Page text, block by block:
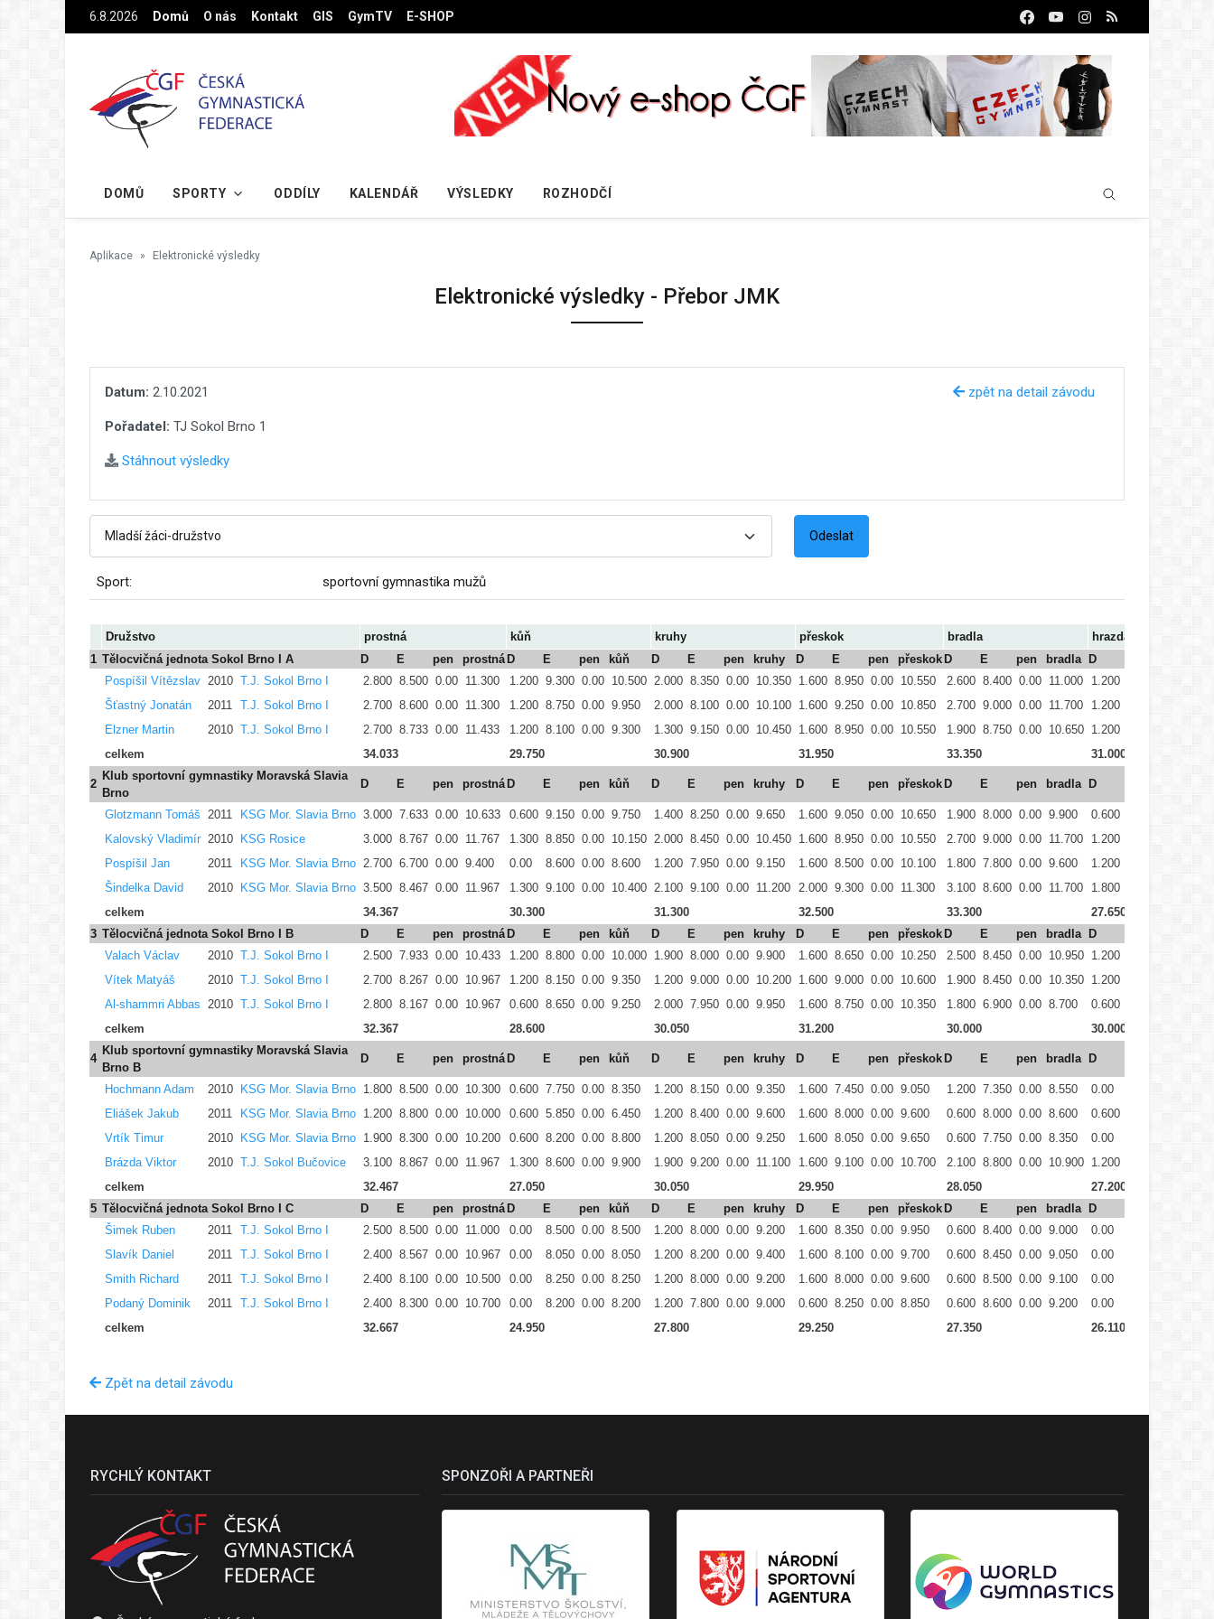
Na hlavní obsah6.8.2026 Domů O nás Kontakt GIS GymTV E-SHOP
DOMŮ SPORTY ODDÍLY KALENDÁŘ VÝSLEDKY ROZHODČÍ
Aplikace Elektronické výsledky
Elektronické výsledky - Přebor JMK
zpět na detail závodu
Datum: 2.10.2021
Pořadatel: TJ Sokol Brno 1
Stáhnout výsledky
Sport: sportovní gymnastika mužů
Družstvo prostná kůň kruhy přeskok bradla
hrazda
1 Tělocvičná jednota Sokol Brno I A D E pen prostná D E pen kůň D E pen kruhy D E pen přeskok D E pen bradla D
Pospíšil Vítězslav 2010 T.J. Sokol Brno I 2.800 8.500 0.00 11.300 1.200 9.300 0.00 10.500 2.000 8.350 0.00 10.350 1.600 8.950 0.00 10.550 2.600 8.400 0.00 11.000 1.200
Šťastný Jonatán
2011 T.J. Sokol Brno I 2.700 8.600 0.00 11.300 1.200 8.750 0.00 9.950 2.000 8.100 0.00 10.100 1.600 9.250 0.00 10.850 2.700 9.000 0.00 11.700 1.200
Elzner Martin
2010 T.J. Sokol Brno I 2.700 8.733 0.00 11.433 1.200 8.100 0.00 9.300 1.300 9.150 0.00 10.450 1.600 8.950 0.00 10.550 1.900 8.750 0.00 10.650 1.200
celkem
34.033 29.750 30.900 31.950 33.350 31.000
2
Klub sportovní gymnastiky Moravská Slavia
Brno
D E pen prostná D E pen kůň D E pen kruhy D E pen přeskok D E pen bradla D
Glotzmann Tomáš 2011 KSG Mor. Slavia Brno 3.000 7.633 0.00 10.633 0.600 9.150 0.00 9.750 1.400 8.250 0.00 9.650 1.600 9.050 0.00 10.650 1.900 8.000 0.00 9.900 0.600
Kalovský Vladimír 2010 KSG Rosice 3.000 8.767 0.00 11.767 1.300 8.850 0.00 10.150 2.000 8.450 0.00 10.450 1.600 8.950 0.00 10.550 2.700 9.000 0.00 11.700 1.200
Pospíšil Jan
2011 KSG Mor. Slavia Brno 2.700 6.700 0.00 9.400 0.00 8.600 0.00 8.600 1.200 7.950 0.00 9.150 1.600 8.500 0.00 10.100 1.800 7.800 0.00 9.600 1.200
Šindelka David
2010 KSG Mor. Slavia Brno 3.500 8.467 0.00 11.967 1.300 9.100 0.00 10.400 2.100 9.100 0.00 11.200 2.000 9.300 0.00 11.300 3.100 8.600 0.00 11.700 1.800
celkem
34.367 30.300 31.300 32.500 33.300
27.650
3 Tělocvičná jednota Sokol Brno I B D E pen prostná D E pen kůň D E pen kruhy D E pen přeskok D E pen bradla D
Valach Václav
2010 T.J. Sokol Brno I 2.500 7.933 0.00 10.433 1.200 8.800 0.00 10.000 1.900 8.000 0.00 9.900 1.600 8.650 0.00 10.250 2.500 8.450 0.00 10.950 1.200
Vítek Matyáš
2010 T.J. Sokol Brno I 2.700 8.267 0.00 10.967 1.200 8.150 0.00 9.350 1.200 9.000 0.00 10.200 1.600 9.000 0.00 10.600 1.900 8.450 0.00 10.350 1.200
Al-shammri Abbas
2010 T.J. Sokol Brno I 2.800 8.167 0.00 10.967 0.600 8.650 0.00 9.250 2.000 7.950 0.00 9.950 1.600 8.750 0.00 10.350 1.800 6.900 0.00 8.700 0.600
celkem
32.367 28.600 30.050 31.200 30.000 30.000
4
Klub sportovní gymnastiky Moravská Slavia
Brno B
D E pen prostná D E pen kůň D E pen kruhy D E pen přeskok D E pen bradla D
Hochmann Adam 2010 KSG Mor. Slavia Brno 1.800 8.500 0.00 10.300 0.600 7.750 0.00 8.350 1.200 8.150 0.00 9.350 1.600 7.450 0.00 9.050 1.200 7.350 0.00 8.550 0.00
Eliášek Jakub
2011 KSG Mor. Slavia Brno 1.200 8.800 0.00 10.000 0.600 5.850 0.00 6.450 1.200 8.400 0.00 9.600 1.600 8.000 0.00 9.600 0.600 8.000 0.00 8.600 0.600
Vrtík Timur
2010 KSG Mor. Slavia Brno 1.900 8.300 0.00 10.200 0.600 8.200 0.00 8.800 1.200 8.050 0.00 9.250 1.600 8.050 0.00 9.650 0.600 7.750 0.00 8.350 0.00
Brázda Viktor
2010 T.J. Sokol Bučovice 3.100 8.867 0.00 11.967 1.300 8.600 0.00 9.900 1.900 9.200 0.00 11.100 1.600 9.100 0.00 10.700 2.100 8.800 0.00 10.900 1.200
celkem
32.467 27.050 30.050 29.950 28.050
27.200
5 Tělocvičná jednota Sokol Brno I C D E pen prostná D E pen kůň D E pen kruhy D E pen přeskok D E pen bradla D
Šimek Ruben
2011 T.J. Sokol Brno I 2.500 8.500 0.00 11.000 0.00 8.500 0.00 8.500 1.200 8.000 0.00 9.200 1.600 8.350 0.00 9.950 0.600 8.400 0.00 9.000 0.00
Slavík Daniel
2011 T.J. Sokol Brno I 2.400 8.567 0.00 10.967 0.00 8.050 0.00 8.050 1.200 8.200 0.00 9.400 1.600 8.100 0.00 9.700 0.600 8.450 0.00 9.050 0.00
Smith Richard
2011 T.J. Sokol Brno I 2.400 8.100 0.00 10.500 0.00 8.250 0.00 8.250 1.200 8.000 0.00 9.200 1.600 8.000 0.00 9.600 0.600 8.500 0.00 9.100 0.00
Podaný Dominik
2011 T.J. Sokol Brno I 2.400 8.300 0.00 10.700 0.00 8.200 0.00 8.200 1.200 7.800 0.00 9.000 0.600 8.250 0.00 8.850 0.600 8.600 0.00 9.200 0.00
celkem
32.667 24.950 27.800 29.250 27.350 26.110
Zpět na detail závodu
RYCHLÝ KONTAKT SPONZOŘI A PARTNEŘI